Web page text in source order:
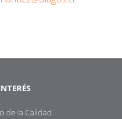
de la Calidad